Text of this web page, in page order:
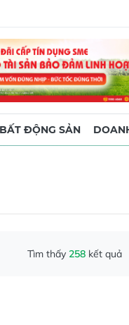
BẤT ĐỘNG SẢN
Tìm thấy 258 kết quả